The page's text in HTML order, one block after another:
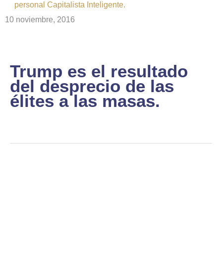
personal Capitalista Inteligente.
10 noviembre, 2016
Trump es el resultado
del desprecio de las
élites a las masas.